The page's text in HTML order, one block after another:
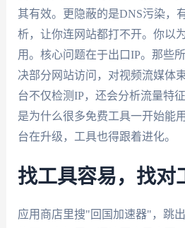
其有效。更隐蔽的是DNS污染，
析，让你连网站都打不开。你以
用。核心问题在于出口IP。那些
决部分网站访问，对视频流媒体
台不仅检测IP，还会分析流量特
是为什么很多免费工具一开始能
台在升级，工具也得跟着进化。
找工具容易，找对
应用商店里搜"回国加速器"，跳